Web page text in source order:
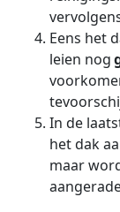
Eens het
leien nog
In de
het dak
maar